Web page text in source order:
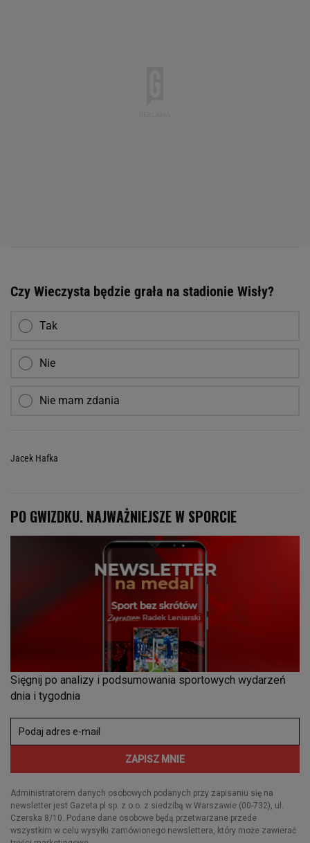
Czy Wieczysta będzie grała na stadionie Wisły?
Tak
Nie
Nie mam zdania
Jacek Hafka